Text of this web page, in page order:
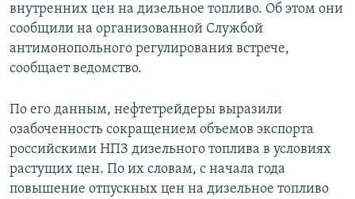
внутренних цен на дизельное топливо. Об этом они
сообщили на организованной Службой
антимонопольного регулирования встрече,
сообщает ведомство.
По его данным, нефтетрейдеры выразили
озабоченность сокращением объемов экспорта
российскими НПЗ дизельного топлива в условиях
растущих цен. По их словам, с начала года
повышение отпускных цен на дизельное топливо